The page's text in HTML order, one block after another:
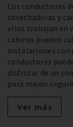
Los conductores
cosechadoras y
ellos trabajan en
cabinas pueden
instalaciones con
conductores
disfrutar de un
para mayor
Ver más